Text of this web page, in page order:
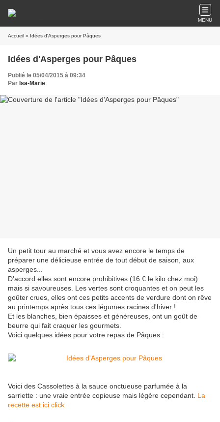
MENU
Accueil » Idées d'Asperges pour Pâques
Idées d'Asperges pour Pâques
Publié le 05/04/2015 à 09:34
Par Isa-Marie
Un petit tour au marché et vous avez encore le temps de
préparer une délicieuse entrée de tout début de saison, aux
asperges...
D'accord elles sont encore prohibitives (16 € le kilo chez moi)
mais si savoureuses. Les vertes sont croquantes et on peut les
goûter crues, elles ont ces petits accents de verdure dont on rêve
au printemps après tous ces légumes racines d'hiver !
Et les blanches, bien épaisses et généreuses, ont un goût de
beurre qui fait craquer les gourmets.
Voici quelques idées pour votre repas de Pâques :
Voici des Cassolettes à la sauce onctueuse parfumée à la
sarriette : une vraie entrée copieuse mais légère cependant. La
recette est ici click